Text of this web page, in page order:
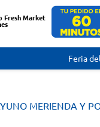
Fresh Market
Feria
MERIENDA Y